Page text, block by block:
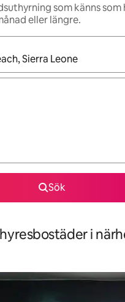
som känns som
eller längre.
tillgängliga kan du navigera
Sök
i